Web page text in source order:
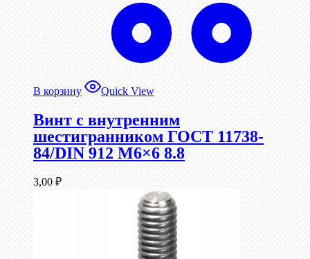
В корзину Quick View
Винт c внутренним
шестигранником ГОСТ 11738-
84/DIN 912 М6×6 8.8
3,00 ₽